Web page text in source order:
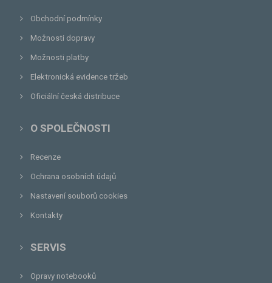
Obchodní podmínky
Možnosti dopravy
Možnosti platby
Elektronická evidence tržeb
Oficiální česká distribuce
O SPOLEČNOSTI
Recenze
Ochrana osobních údajů
Nastavení souborů cookies
Kontakty
SERVIS
Opravy notebooků